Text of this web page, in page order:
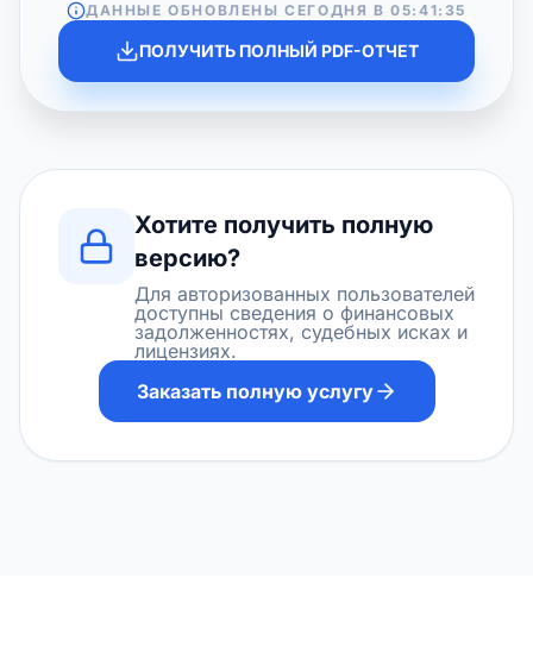
ДАННЫЕ ОБНОВЛЕНЫ СЕГОДНЯ В05:41:35
ПОЛУЧИТЬ ПОЛНЫЙ PDF-ОТЧЕТ
Хотите получить полную
версию?
Для авторизованных пользователей
доступны сведения о финансовых
задолженностях, судебных исках и
лицензиях.
Заказать полную услугу